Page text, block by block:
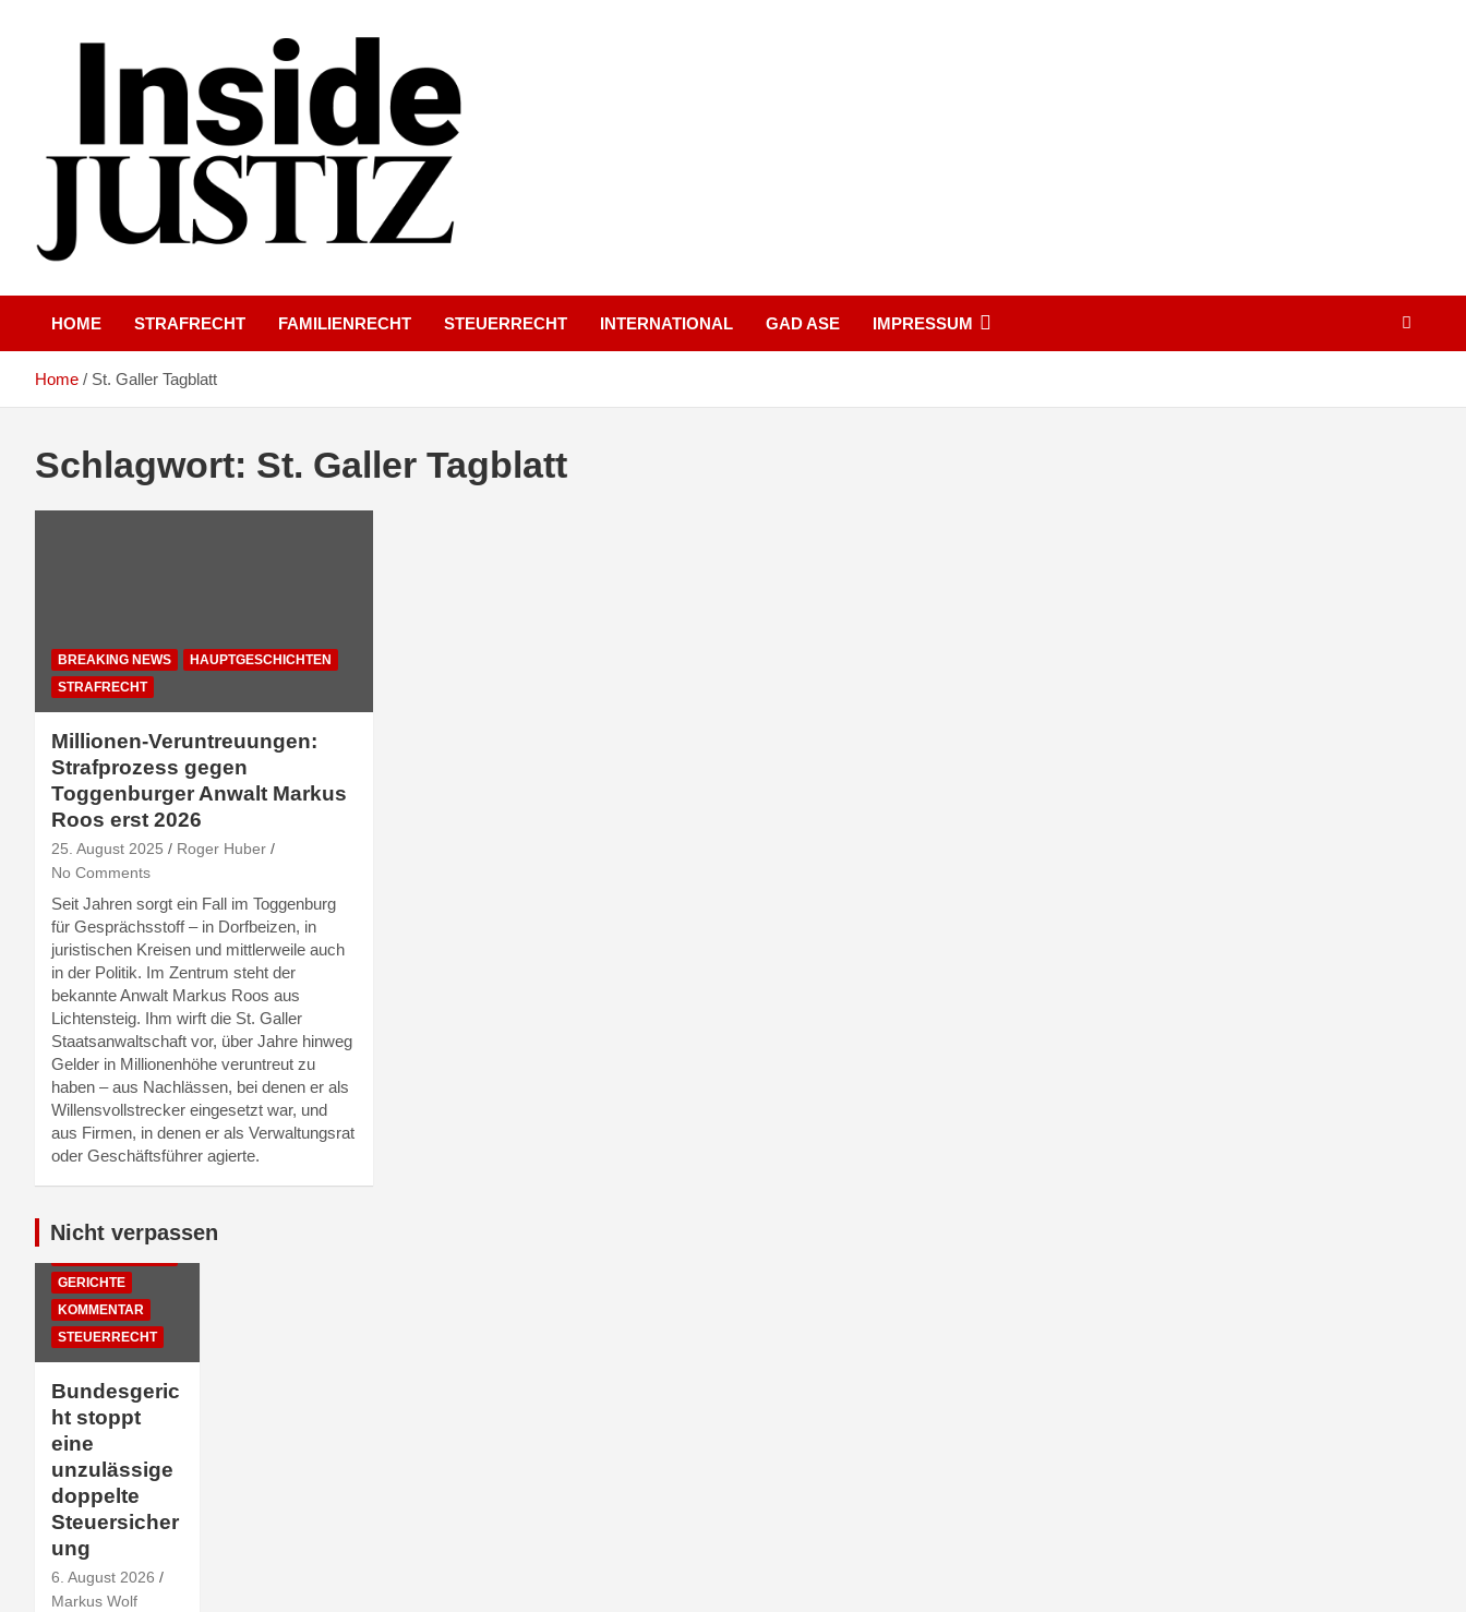
INSIDE-JUSTIZ
HOME STRAFRECHT FAMILIENRECHT STEUERRECHT INTERNATIONAL GAD ASE IMPRESSUM
Home St. Galler Tagblatt
Schlagwort: St. Galler Tagblatt
BREAKING NEWS
HAUPTGESCHICHTEN
STRAFRECHT
Millionen-Veruntreuungen:
Strafprozess gegen
Toggenburger Anwalt Markus
Roos erst 2026
25. August 2025
Roger Huber
No Comments
Seit Jahren sorgt ein Fall im Toggenburg
für Gesprächsstoff – in Dorfbeizen, in
juristischen Kreisen und mittlerweile auch
in der Politik. Im Zentrum steht der
bekannte Anwalt Markus Roos aus
Lichtensteig. Ihm wirft die St. Galler
Staatsanwaltschaft vor, über Jahre hinweg
Gelder in Millionenhöhe veruntreut zu
haben – aus Nachlässen, bei denen er als
Willensvollstrecker eingesetzt war, und
aus Firmen, in denen er als Verwaltungsrat
oder Geschäftsführer agierte.
Nicht verpassen
EMPFEHLUNGEN
GERICHTE
KOMMENTAR
STEUERRECHT
Bundesgeric
ht stoppt
eine
unzulässige
doppelte
Steuersicher
ung
6. August 2026
Markus Wolf